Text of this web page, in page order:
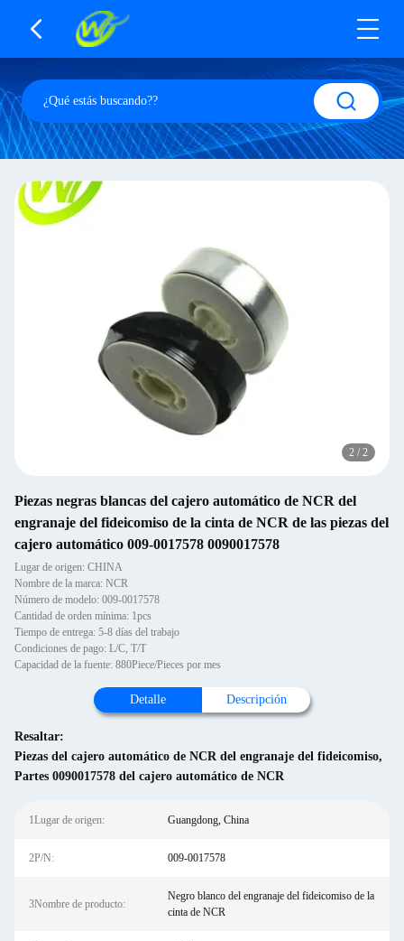
2 / 2
Piezas negras blancas del cajero automático de NCR del
engranaje del fideicomiso de la cinta de NCR de las piezas del
cajero automático 009-0017578 0090017578
Lugar de origen: CHINA
Nombre de la marca: NCR
Número de modelo: 009-0017578
Cantidad de orden mínima: 1pcs
Tiempo de entrega: 5-8 días del trabajo
Condiciones de pago: L/C, T/T
Capacidad de la fuente: 880Piece/Pieces por mes
Detalle Descripción
Resaltar:
Piezas del cajero automático de NCR del engranaje del fideicomiso,
Partes 0090017578 del cajero automático de NCR
1Lugar de origen: Guangdong, China
2P/N: 009-0017578
3Nombre de producto:
Negro blanco del engranaje del fideicomiso de la
cinta de NCR